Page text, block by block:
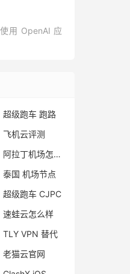
用 OpenAI 应
超级跑车 跑路
飞机云评测
阿拉丁机场怎么样
泰国 机场节点
超级跑车 CJPC
速蛙云怎么样
TLY VPN 替代
老猫云官网